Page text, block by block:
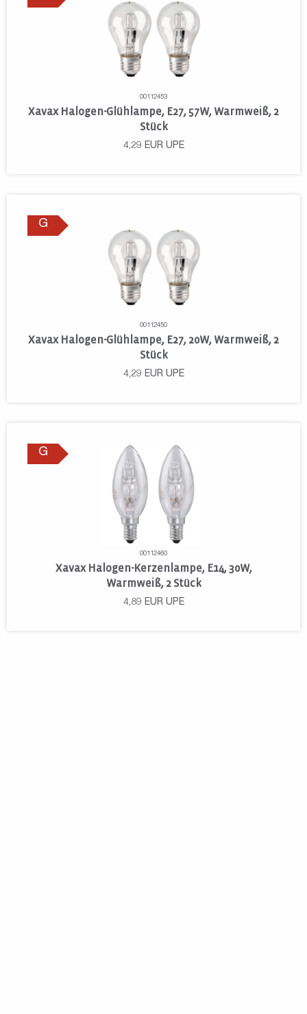
00112453
Xavax Halogen-Glühlampe, E27, 57W, Warmweiß, 2
Stück
4,29 EUR UPE
G
00112450
Xavax Halogen-Glühlampe, E27, 20W, Warmweiß, 2
Stück
4,29 EUR UPE
G
00112460
Xavax Halogen-Kerzenlampe, E14, 30W,
Warmweiß, 2 Stück
4,89 EUR UPE